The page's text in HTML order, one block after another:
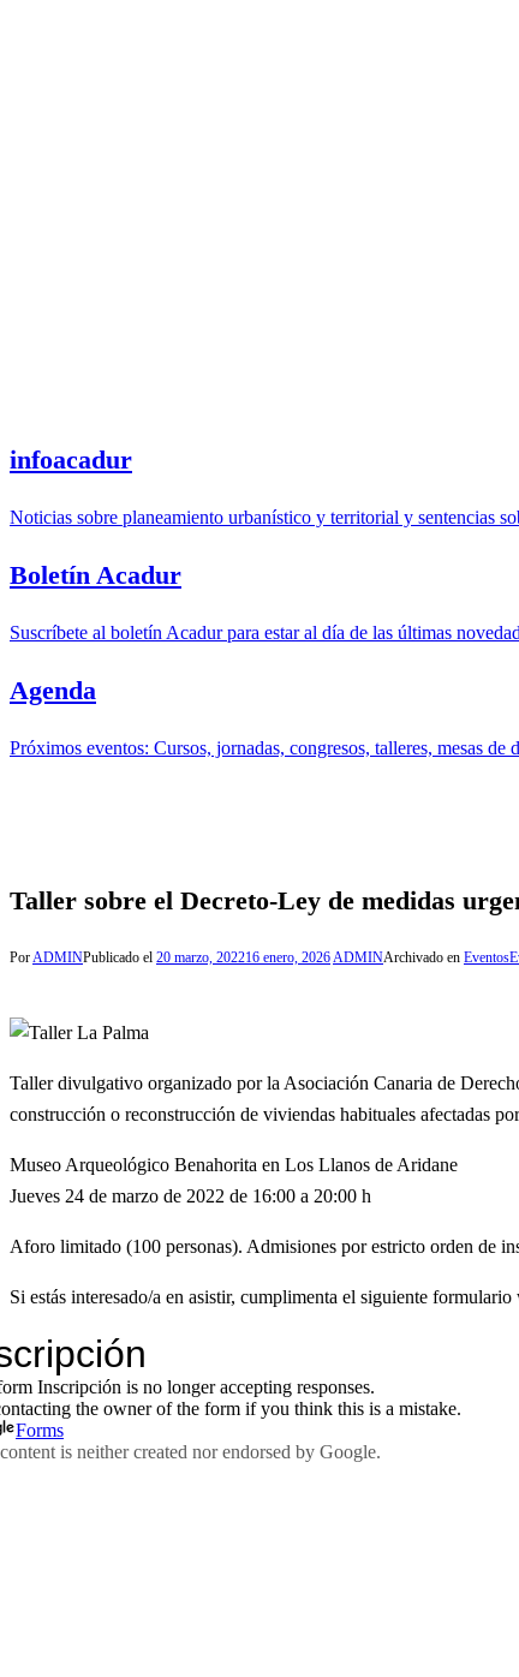
infoacadur
Noticias sobre planeamiento urbanístico y territorial y sentencias
Boletín Acadur
Suscríbete al boletín Acadur para estar al día de las últimas
Agenda
Próximos eventos: Cursos, jornadas, congresos, talleres, mesas de
Taller sobre el Decreto-Ley de medidas
PorADMINPublicado el 20 marzo, 202216 enero, 2026ADMINArchivado en Eventos
Taller divulgativo organizado por la Asociación Canaria de
construcción o reconstrucción de viviendas habituales afectadas
Museo Arqueológico Benahorita en Los Llanos de Aridane
Jueves 24 de marzo de 2022 de 16:00 a 20:00 h
Aforo limitado (100 personas). Admisiones por estricto orden de
Si estás interesado/a en asistir, cumplimenta el siguiente formulario